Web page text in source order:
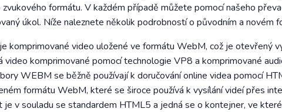
formátu. V každém případě můžete pomocí našeho
úkol. Níže naleznete několik podrobností o původním a novém
komprimované video uložené ve formátu WebM, což je otevřený
video komprimované pomocí technologie VP8 a komprimované
WEBM se běžně používají k doručování online videa pomocí
formátu WebM, které se široce používá k vysílání videí přes
je v souladu se standardem HTML5 a jedná se o kontejner, ve